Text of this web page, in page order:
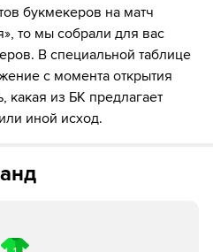
но тот был заблокирован.
на своей половине
на половине
букмекеров на матч
то мы собрали для вас
В специальной таблице
с момента открытия
какая из БК предлагает
иной исход.